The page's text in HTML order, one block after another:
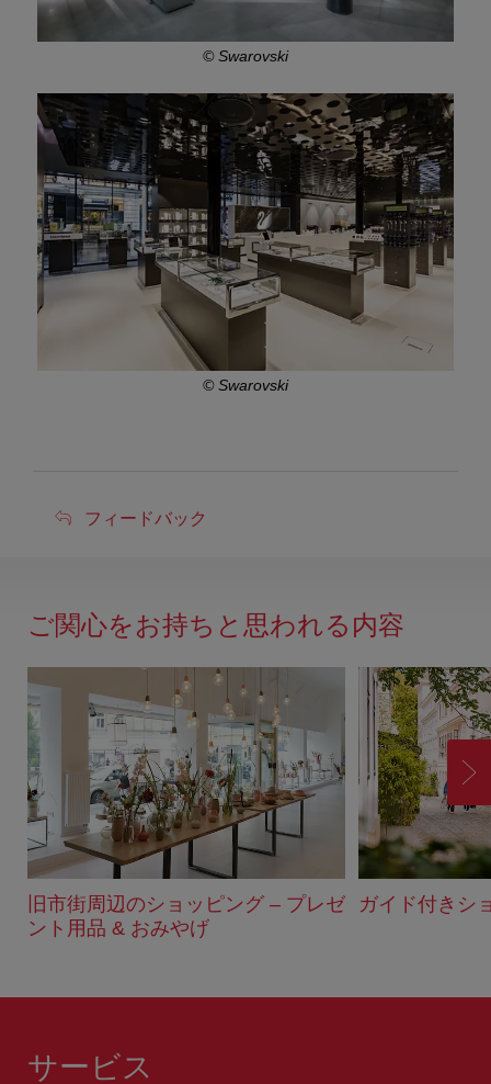
© Swarovski
© Swarovski
フ
ド
ッ
フィードバック
ご関心をお持ちと思われる内容
旧市街周辺のショッピング – プレゼ
ント用品 & おみやげ
ガイド付きシ
進
む
サービス